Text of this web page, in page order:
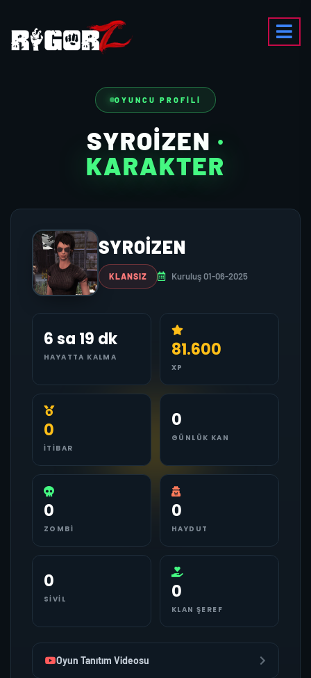
OYUNCU PROFILI
SYROIZEN ·
KARAKTER
SYROIZEN
KLANSIZ Kuruluş 01-06-2025
6 sa 19 dk
HAYATTA KALMA 81.600
XP
0
İTIBAR
0
GÜNLÜK KAN
0
ZOMBI
0
HAYDUT
0
SIVIL 0
KLAN ŞEREF
Oyun Tanıtım Videosu